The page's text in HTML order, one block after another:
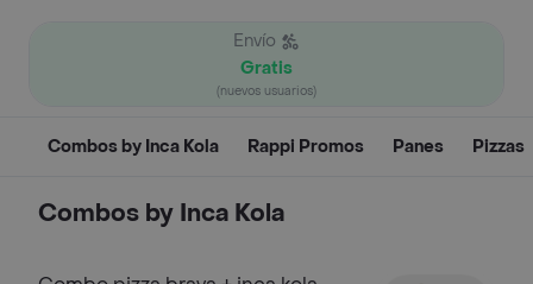
Envío
Gratis
(nuevos usuarios)
Combos by Inca Kola Rappi Promos Panes Pizzas
Combos by Inca Kola